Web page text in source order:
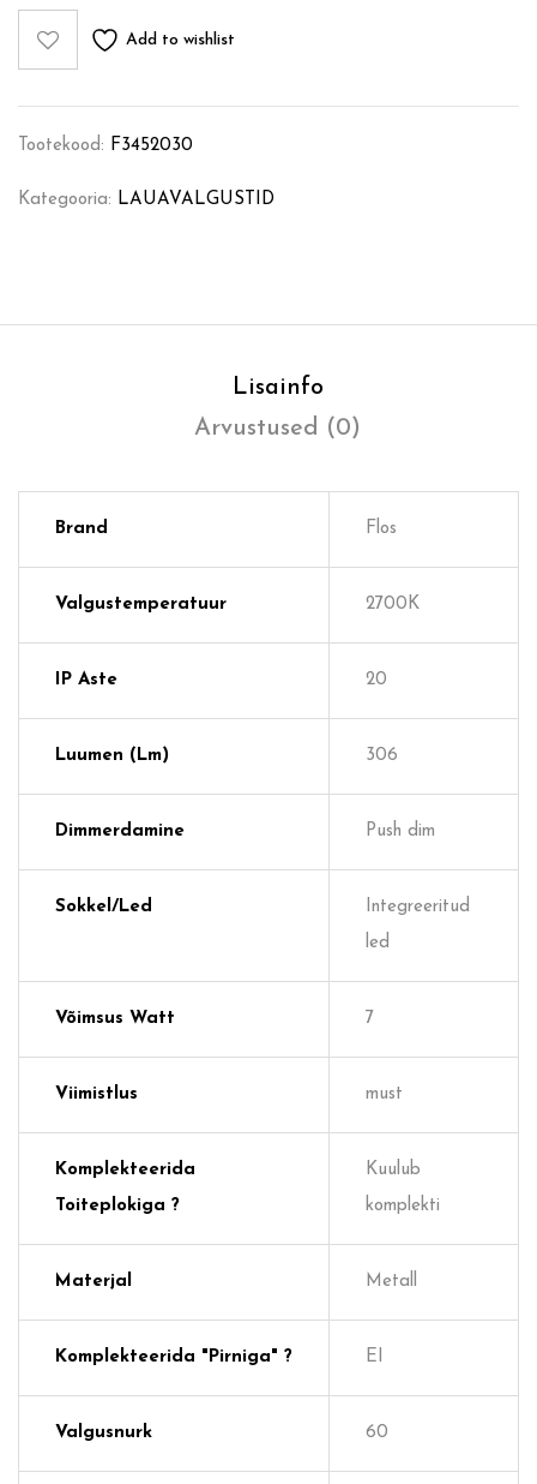
Add to wishlist
Tootekood: F3452030
Kategooria: LAUAVALGUSTID
Lisainfo
Arvustused (0)
Brand Flos
Valgustemperatuur 2700K
IP Aste 20
Luumen (lm) 306
Dimmerdamine Push dim
Sokkel/Led
Integreeritud
led
Võimsus Watt 7
Viimistlus must
Komplekteerida
Toiteplokiga ?
Kuulub
komplekti
Materjal Metall
Komplekteerida "pirniga" ? EI
Valgusnurk 60